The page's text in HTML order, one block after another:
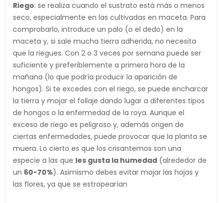
Riego: se realiza cuando el sustrato está más o menos
seco, especialmente en las cultivadas en maceta. Para
comprobarlo, introduce un palo (o el dedo) en la
maceta y, si sale mucha tierra adherida, no necesita
que la riegues. Con 2 o 3 veces por semana puede ser
suficiente y preferiblemente a primera hora de la
mañana (lo que podría producir la aparición de
hongos). Si te excedes con el riego, se puede encharcar
la tierra y mojar el follaje dando lugar a diferentes tipos
de hongos o la enfermedad de la roya. Aunque el
exceso de riego es peligroso y, además origen de
ciertas enfermedades, puede provocar que la planta se
muera. Lo cierto es que los crisantemos son una
especie a las que les gusta la humedad (alrededor de
un 60-70%). Asimismo debes evitar mojar las hojas y
las flores, ya que se estropearían